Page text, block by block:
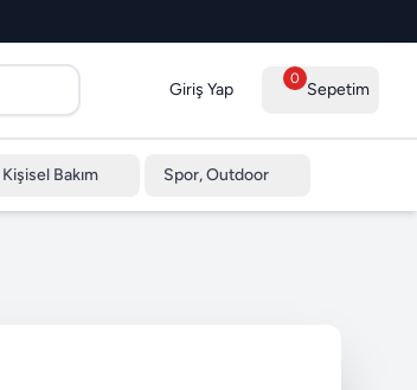
Giriş Yap
0
Sepetim
Kişisel Bakım Spor, Outdoor